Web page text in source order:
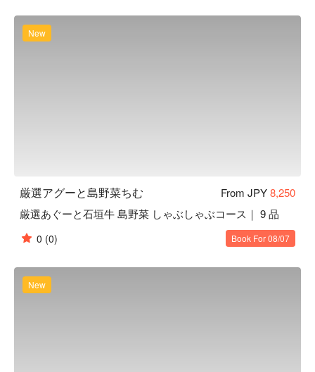
New
厳選アグーと島野菜ちむ From JPY8,250
厳選あぐーと石垣牛 島野菜 しゃぶしゃぶコース｜ 9 品
0 (0) Book For 08/07
New